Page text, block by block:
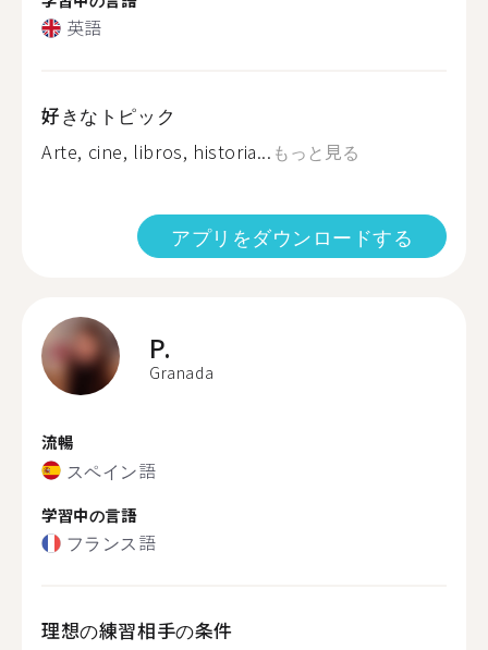
英語
好きなトピック
Arte, cine, libros, historia... もっと見る
アプリをダウンロードする
P.
Granada
流暢
スペイン語
学習中の言語
フランス語
理想の練習相手の条件